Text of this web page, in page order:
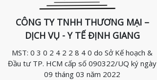
CÔNG TY TNHH THƯƠNG MẠI –
DỊCH VỤ - Y TẾ ĐỊNH GIANG
MST: 0 3 0 2 4 2 2 8 4 0 do Sở Kế hoạch &
Đầu tư TP. HCM cấp số 090322/UQ ký ngày
09 tháng 03 năm 2022